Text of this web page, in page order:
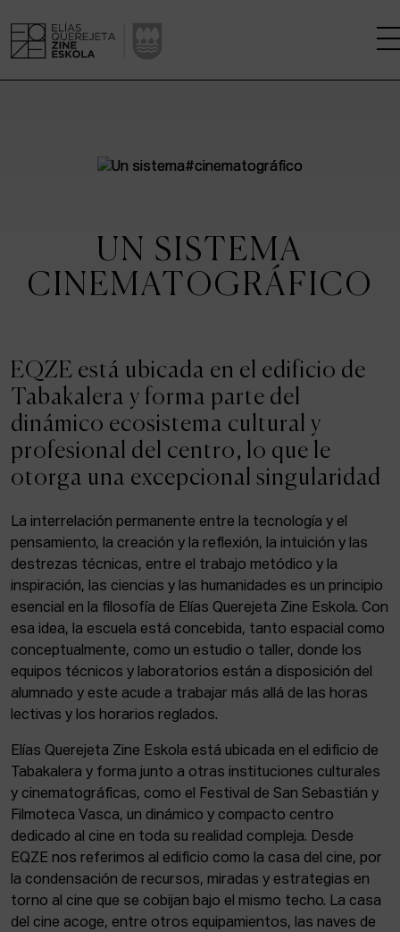
CENTRO DE INVESTIGACIÓN
KINOFABRIKA
LA CASA DEL CINE
ACTUALIDAD
Admisión
Intranet
Facebook Equis Instagram
© Elías Querejeta Zine Eskola 2026
Tabakalera · Andre zigarrogileak plaza, 1
20012 Donostia / San Sebastián
T. 0034 943 545 005
E. info@zine-eskola.eus
UN SISTEMA
CINEMATOGRÁFICO
EQZE está ubicada en el edificio de
Tabakalera y forma parte del
dinámico ecosistema cultural y
profesional del centro, lo que le
otorga una excepcional singularidad
La interrelación permanente entre la tecnología y el
pensamiento, la creación y la reflexión, la intuición y las
destrezas técnicas, entre el trabajo metódico y la
inspiración, las ciencias y las humanidades es un principio
esencial en la filosofía de Elías Querejeta Zine Eskola. Con
esa idea, la escuela está concebida, tanto espacial como
conceptualmente, como un estudio o taller, donde los
equipos técnicos y laboratorios están a disposición del
alumnado y este acude a trabajar más allá de las horas
lectivas y los horarios reglados.
Elías Querejeta Zine Eskola está ubicada en el edificio de
Tabakalera y forma junto a otras instituciones culturales
y cinematográficas, como el Festival de San Sebastián y
Filmoteca Vasca, un dinámico y compacto centro
dedicado al cine en toda su realidad compleja. Desde
EQZE nos referimos al edificio como la casa del cine, por
la condensación de recursos, miradas y estrategias en
torno al cine que se cobijan bajo el mismo techo. La casa
del cine acoge, entre otros equipamientos, las naves de